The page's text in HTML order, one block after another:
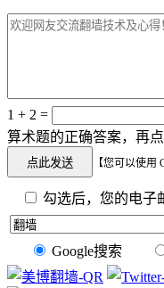
1 + 2 =
算术题的正确答案，再
【您可以使用
勾选后，您的电子
Google搜索